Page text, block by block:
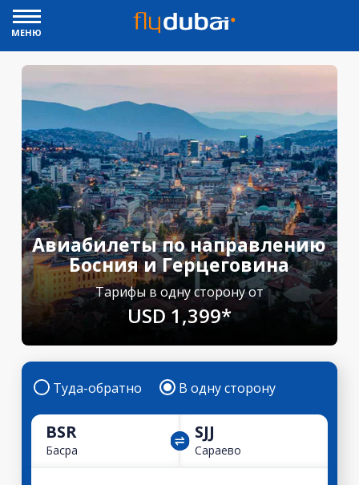
МЕНЮ
Авиабилеты по направлению
Босния и Герцеговина
Тарифы в одну сторону от
USD 1,399*
Туда-обратно В одну сторону
BSR
Басра
SJJ
Сараево